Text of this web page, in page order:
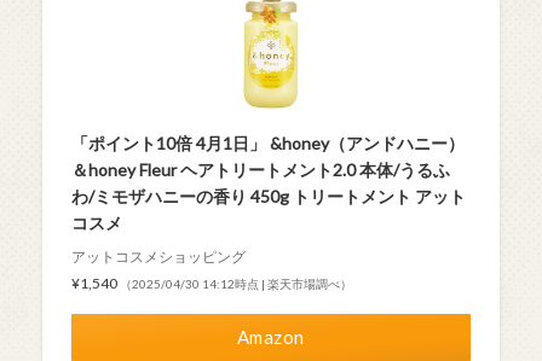
「ポイント10倍 4月1日」 &honey（アンドハニー）
＆honey Fleur ヘアトリートメント2.0 本体/うるふ
わ/ミモザハニーの香り 450g トリートメント アット
コスメ
アットコスメショッピング
¥1,540
（2025/04/30 14:12時点 | 楽天市場調べ）
Amazon